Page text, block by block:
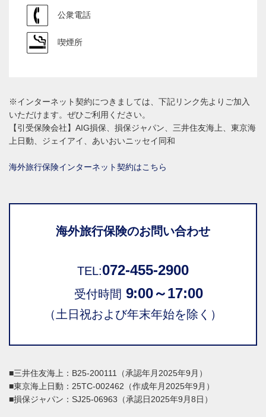
公衆電話
喫煙所
※インターネット契約につきましては、下記リンク先よりご加入
いただけます。ぜひご利用ください。
【引受保険会社】AIG損保、損保ジャパン、三井住友海上、東京海
上日動、ジェイアイ、あいおいニッセイ同和
海外旅行保険インターネット契約はこちら
海外旅行保険のお問い合わせ
TEL:072-455-2900
受付時間 9:00～17:00
（土日祝および年末年始を除く）
■三井住友海上：B25-200111（承認年月2025年9月）
■東京海上日動：25TC-002462（作成年月2025年9月）
■損保ジャパン：SJ25-06963（承認日2025年9月8日）